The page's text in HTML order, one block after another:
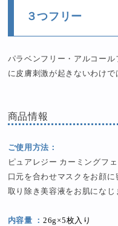
３つフリー
パラベンフリー・アルコー
に皮膚刺激が起きないわけ
商品情報
ご使用方法：
ピュアレジー カーミングフ
口元を合わせマスクをお顔
取り除き美容液をお肌になじ
内容量 ： 26g×5枚入り